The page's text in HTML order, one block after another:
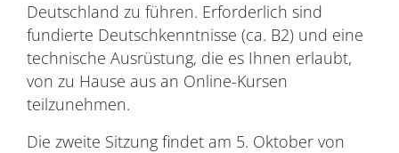
Deutschland zu führen. Erforderlich sind
fundierte Deutschkenntnisse (ca. B2) und eine
technische Ausrüstung, die es Ihnen erlaubt,
von zu Hause aus an Online-Kursen
teilzunehmen.
Die zweite Sitzung findet am 5. Oktober von